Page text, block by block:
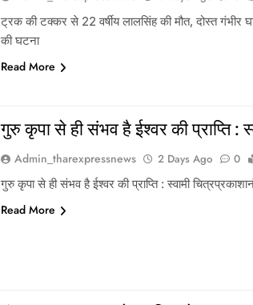
ट्रक की टक्कर से 22 वर्षीय लालसिंह की मौत, दोस्त गंभीर
की घटना
Read More
गुरु कृपा से ही संभव है ईश्वर की प्राप्ति :
Admin_tharexpressnews 2 Days Ago 0
गुरु कृपा से ही संभव है ईश्वर की प्राप्ति : स्वामी
Read More